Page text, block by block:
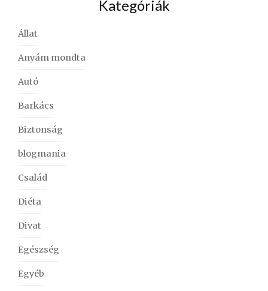
Kategóriák
Állat
Anyám mondta
Autó
Barkács
Biztonság
blogmania
Család
Diéta
Divat
Egészség
Egyéb